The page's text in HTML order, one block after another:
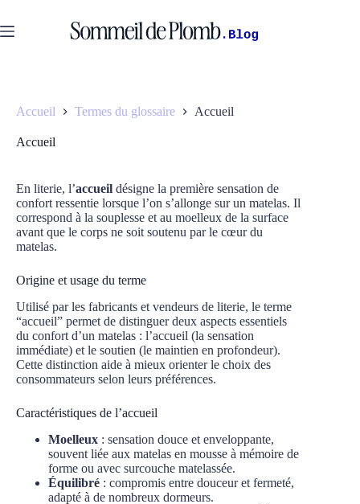
contenu
Accueil Termes du glossaire Accueil
Accueil
En literie, l’accueil désigne la première sensation de
confort ressentie lorsque l’on s’allonge sur un matelas. Il
correspond à la souplesse et au moelleux de la surface
avant que le corps ne soit soutenu par le cœur du
matelas.
Origine et usage du terme
Utilisé par les fabricants et vendeurs de literie, le terme
“accueil” permet de distinguer deux aspects essentiels
du confort d’un matelas : l’accueil (la sensation
immédiate) et le soutien (le maintien en profondeur).
Cette distinction aide à mieux orienter le choix des
consommateurs selon leurs préférences.
Caractéristiques de l’accueil
Moelleux : sensation douce et enveloppante,
souvent liée aux matelas en mousse à mémoire de
forme ou avec surcouche matelassée.
Équilibré : compromis entre douceur et fermeté,
adapté à de nombreux dormeurs.